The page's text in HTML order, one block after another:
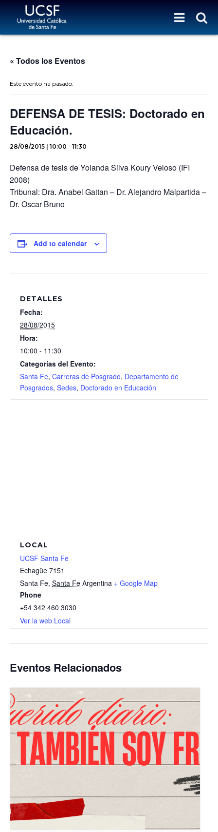
« Todos los Eventos
Este evento ha pasado.
DEFENSA DE TESIS: Doctorado en
Educación.
28/08/2015 | 10:00 - 11:30
Defensa de tesis de Yolanda Silva Koury Veloso (IFI
2008)
Tribunal: Dra. Anabel Gaitan – Dr. Alejandro Malpartida –
Dr. Oscar Bruno
Add to calendar
DETALLES
Fecha:
28/08/2015
Hora:
10:00 - 11:30
Categorías del Evento:
Santa Fe, Carreras de Posgrado, Departamento de
Posgrados, Sedes, Doctorado en Educación
LOCAL
UCSF Santa Fe
Echagüe 7151
Santa Fe, Santa Fe Argentina + Google Map
Phone
+54 342 460 3030
Ver la web Local
Eventos Relacionados